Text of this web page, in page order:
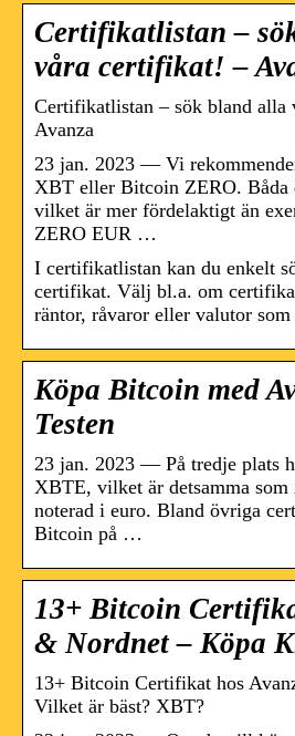
Certifikatlistan –
våra certifikat! –
Certifikatlistan – sök bland alla
Avanza
23 jan. 2023 — Vi
XBT eller Bitcoin ZERO. Båda
vilket är mer fördelaktigt än
ZERO EUR …
I certifikatlistan kan du enkelt
certifikat. Välj bl.a. om
räntor, råvaror eller valutor
Köpa Bitcoin med
Testen
23 jan. 2023 — På tredje plats
XBTE, vilket är detsamma
noterad i euro. Bland övriga
Bitcoin på …
13+ Bitcoin
& Nordnet – Köpa
13+ Bitcoin Certifikat hos
Vilket är bäst? XBT?